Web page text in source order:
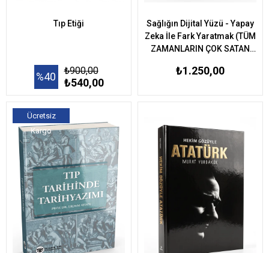
Tıp Etiği
%40 ₺900,00
₺540,00
Sağlığın Dijital Yüzü - Yapay
Zeka İle Fark Yaratmak (TÜM
ZAMANLARIN ÇOK SATAN
₺1.250,00
Ücretsiz
Kargo